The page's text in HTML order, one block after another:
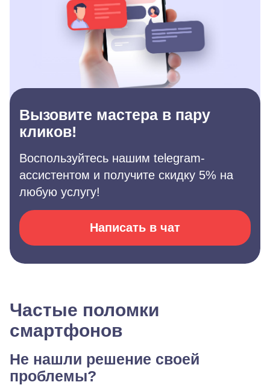
Вызовите мастера в пару
кликов!
Воспользуйтесь нашим telegram-
ассистентом и получите скидку 5% на
любую услугу!
Написать в чат
Частые поломки
смартфонов
Не нашли решение своей
проблемы?